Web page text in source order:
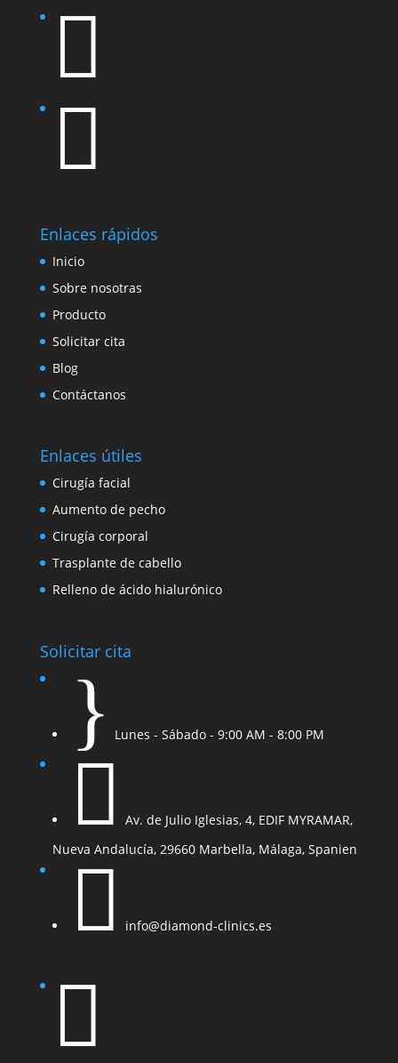


Enlaces rápidos
Inicio
Sobre nosotras
Producto
Solicitar cita
Blog
Contáctanos
Enlaces útiles
Cirugía facial
Aumento de pecho
Cirugía corporal
Trasplante de cabello
Relleno de ácido hialurónico
Solicitar cita
} Lunes - Sábado - 9:00 AM - 8:00 PM

Av. de Julio Iglesias, 4, EDIF MYRAMAR,
Nueva Andalucía, 29660 Marbella, Málaga, Spanien
 info@diamond-clinics.es
